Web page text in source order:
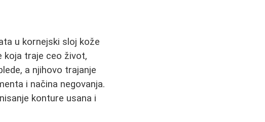
u kornejski sloj kože
koja traje ceo život,
a njihovo trajanje
i načina negovanja.
konture usana i